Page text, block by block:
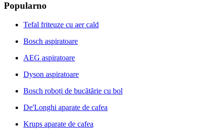
Popularno
Tefal friteuze cu aer cald
Bosch aspiratoare
AEG aspiratoare
Dyson aspiratoare
Bosch roboți de bucătărie cu bol
De'Longhi aparate de cafea
Krups aparate de cafea